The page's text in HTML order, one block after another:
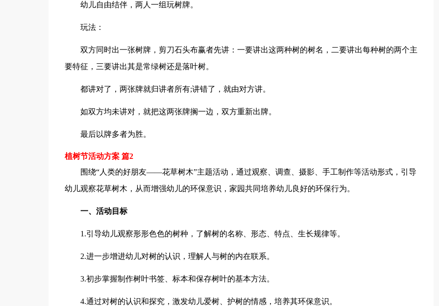
幼儿自由结伴，两人一组玩树牌。
玩法：
双方同时出一张树牌，剪刀石头布赢者先讲：一要讲出这两种树的树名，二要讲出每种树的两个主
要特征，三要讲出其是常绿树还是落叶树。
都讲对了，两张牌就归讲者所有;讲错了，就由对方讲。
如双方均未讲对，就把这两张牌搁一边，双方重新出牌。
最后以牌多者为胜。
植树节活动方案 篇2
围绕“人类的好朋友——花草树木”主题活动，通过观察、调查、摄影、手工制作等活动形式，引导
幼儿观察花草树木，从而增强幼儿的环保意识，家园共同培养幼儿良好的环保行为。
一、活动目标
1.引导幼儿观察形形色色的树种，了解树的名称、形态、特点、生长规律等。
2.进一步增进幼儿对树的认识，理解人与树的内在联系。
3.初步掌握制作树叶书签、标本和保存树叶的基本方法。
4.通过对树的认识和探究，激发幼儿爱树、护树的情感，培养其环保意识。